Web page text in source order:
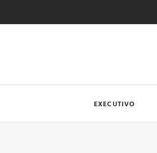
EXECUTIVO